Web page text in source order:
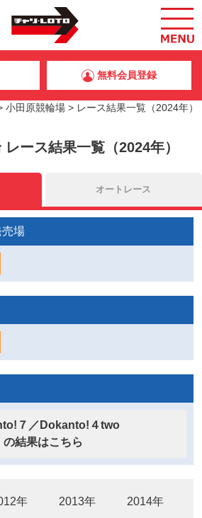
無料会員登録
小田原競輪場 > レース結果一覧（2024年）
レース結果一覧（2024年）
オートレース
場
７／Dokanto!４two
の結果はこちら
年 2013年
2014年